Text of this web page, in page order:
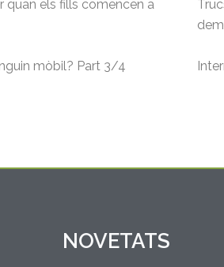
quan els fills comencen a
mòbil? Part 3/4
NOVETATS